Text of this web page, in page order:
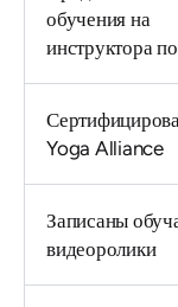
обучения на
инструктора
Yoga Alliance
Записаны
видеоролики